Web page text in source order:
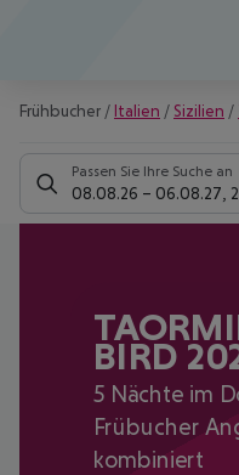
Frühbucher / Italien / Sizilien /
Passen Sie Ihre Suche an
08.08.26 – 06.08.27
BIRD
5 Nächte im
Frübucher
kombiniert